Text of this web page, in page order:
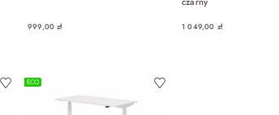
999,00 zł 1 049,00 zł
ECO